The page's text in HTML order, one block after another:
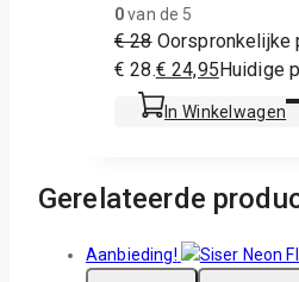
0van de 5
€28 Oorspronkelijke
€ 28.€ 24,95 Huidige
In Winkelwagen
Gerelateerde
Aanbieding!